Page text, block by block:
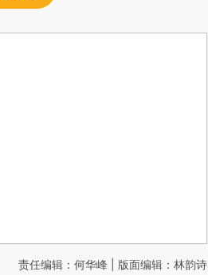
责任编辑：何华峰 | 版面编辑：林韵诗